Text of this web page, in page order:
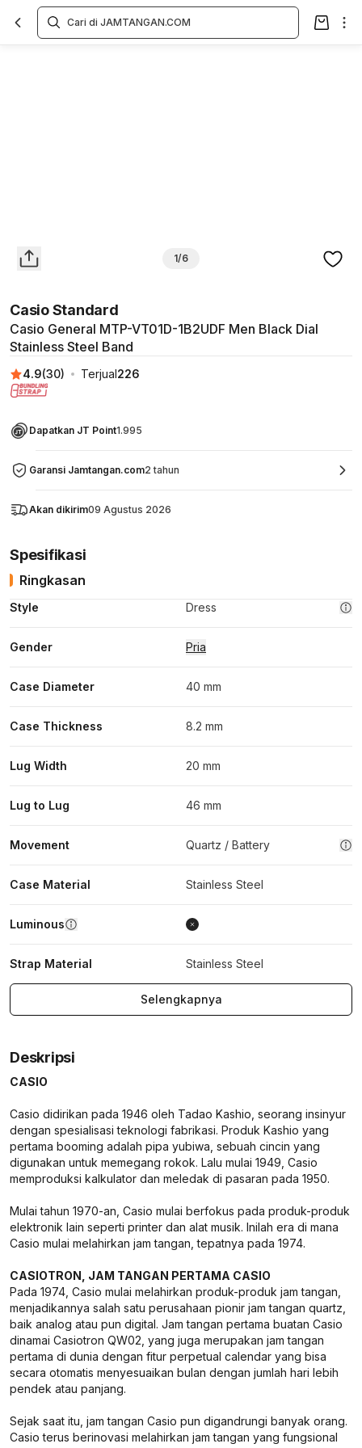
1/6
Casio Standard
Casio General MTP-VT01D-1B2UDF Men Black Dial
Stainless Steel Band
4.9(30) Terjual226
Dapatkan JT Point1.995
Garansi Jamtangan.com2 tahun
Akan dikirim09 Agustus 2026
Spesifikasi
Ringkasan
Style Dress
Gender Pria
Case Diameter 40 mm
Case Thickness 8.2 mm
Lug Width 20 mm
Lug to Lug 46 mm
Movement Quartz / Battery
Case Material Stainless Steel
Luminous
Strap Material Stainless Steel
Selengkapnya
Deskripsi
CASIO
Casio didirikan pada 1946 oleh Tadao Kashio, seorang insinyur
dengan spesialisasi teknologi fabrikasi. Produk Kashio yang
pertama booming adalah pipa yubiwa, sebuah cincin yang
digunakan untuk memegang rokok. Lalu mulai 1949, Casio
memproduksi kalkulator dan meledak di pasaran pada 1950.
Mulai tahun 1970-an, Casio mulai berfokus pada produk-produk
elektronik lain seperti printer dan alat musik. Inilah era di mana
Casio mulai melahirkan jam tangan, tepatnya pada 1974.
CASIOTRON, JAM TANGAN PERTAMA CASIO
Pada 1974, Casio mulai melahirkan produk-produk jam tangan,
menjadikannya salah satu perusahaan pionir jam tangan quartz,
baik analog atau pun digital. Jam tangan pertama buatan Casio
dinamai Casiotron QW02, yang juga merupakan jam tangan
pertama di dunia dengan fitur perpetual calendar yang bisa
secara otomatis menyesuaikan bulan dengan jumlah hari lebih
pendek atau panjang.
Sejak saat itu, jam tangan Casio pun digandrungi banyak orang.
Casio terus berinovasi melahirkan jam tangan yang fungsional